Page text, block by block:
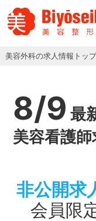
美容外科の求人情報トップ
8/9 最
美容看護
非公開求
会員限